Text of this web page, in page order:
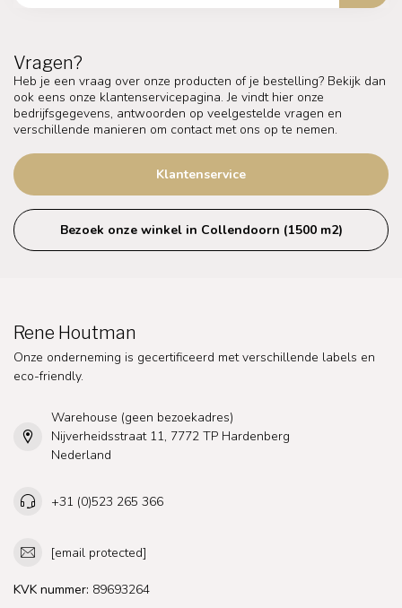
Vragen?
Heb je een vraag over onze producten of je bestelling? Bekijk dan
ook eens onze klantenservicepagina. Je vindt hier onze
bedrijfsgegevens, antwoorden op veelgestelde vragen en
verschillende manieren om contact met ons op te nemen.
Klantenservice
Bezoek onze winkel in Collendoorn (1500 m2)
Rene Houtman
Onze onderneming is gecertificeerd met verschillende labels en
eco-friendly.
Warehouse (geen bezoekadres)
Nijverheidsstraat 11, 7772 TP Hardenberg
Nederland
+31 (0)523 265 366
[email protected]
KVK nummer: 89693264